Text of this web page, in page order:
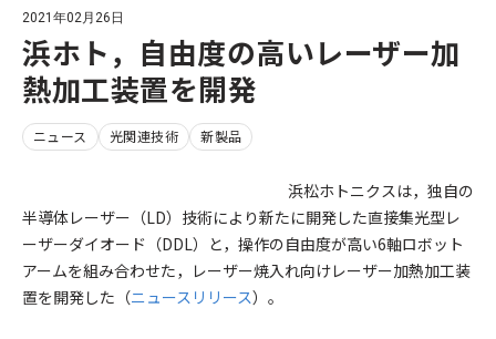
2021年02月26日
浜ホト，自由度の高いレーザー加
熱加工装置を開発
ニュース 光関連技術 新製品
浜松ホトニクスは，独自の
半導体レーザー（LD）技術により新たに開発した直接集光型レ
ーザーダイオード（DDL）と，操作の自由度が高い6軸ロボット
アームを組み合わせた，レーザー焼入れ向けレーザー加熱加工装
置を開発した（ニュースリリース）。